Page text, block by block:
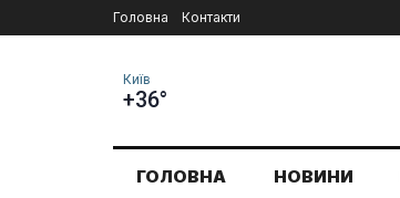
Головна Контакти
Київ
+36°
ГОЛОВНА НОВИНИ